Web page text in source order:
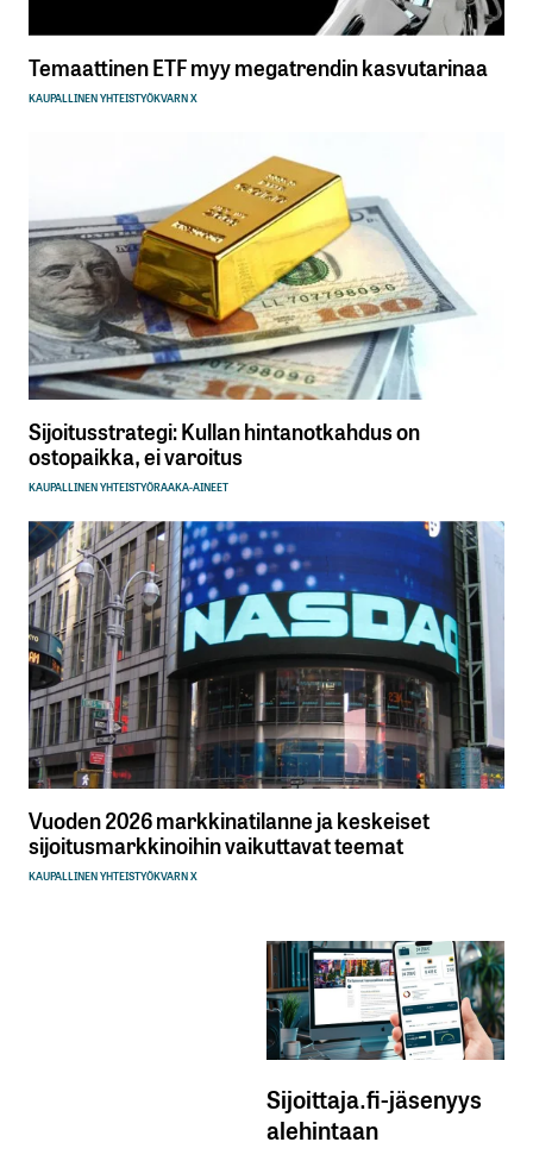
Temaattinen ETF myy megatrendin kasvutarinaa
KAUPALLINEN YHTEISTYÖKVARN X
Sijoitusstrategi: Kullan hintanotkahdus on
ostopaikka, ei varoitus
KAUPALLINEN YHTEISTYÖRAAKA-AINEET
Vuoden 2026 markkinatilanne ja keskeiset
sijoitusmarkkinoihin vaikuttavat teemat
KAUPALLINEN YHTEISTYÖKVARN X
Sijoittaja.fi-jäsenyys
alehintaan